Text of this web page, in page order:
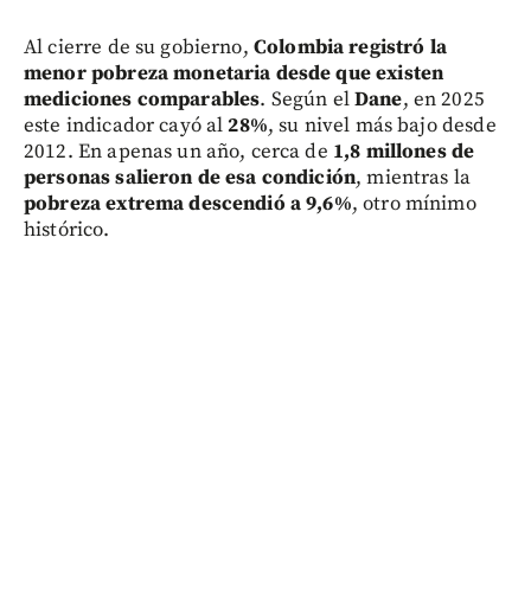
Al cierre de su gobierno, Colombia registró la
menor pobreza monetaria desde que existen
mediciones comparables. Según elDane, en 2025
este indicador cayó al28%, su nivel más bajo desde
2012. En apenas un año, cerca de 1,8 millones de
personas salieron de esa condición, mientras la
pobreza extrema descendió a 9,6%, otro mínimo
histórico.